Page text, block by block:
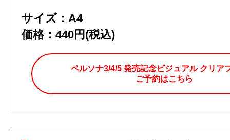
サイズ：A4
価格：440円(税込)
ペルソナ3/4/5 発売記念ビジュアル クリア
ご予約はこちら